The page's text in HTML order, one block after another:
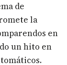
de
la
en
un hito en